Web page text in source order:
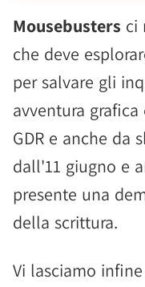
Mousebusters ci
che deve
per salvare gli
avventura
GDR e anche da
dall'11 giugno e
presente una
della scrittura.
Vi lasciamo